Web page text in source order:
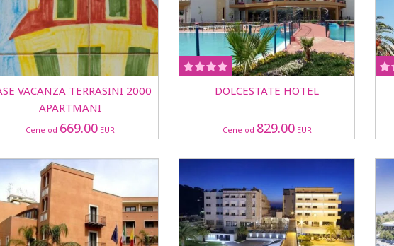
VACANZA TERRASINI 2000
APARTMANI
Cene od 669.00 EUR
DOLCESTATE HOTEL
Cene od 829.00EUR